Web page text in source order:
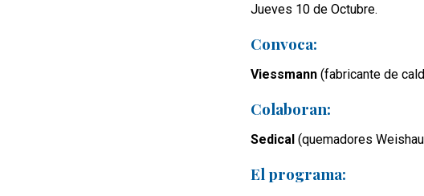
Jueves 10 de Octubre.
Convoca:
Viessmann (fabricante de
Colaboran:
Sedical (quemadores
El programa: